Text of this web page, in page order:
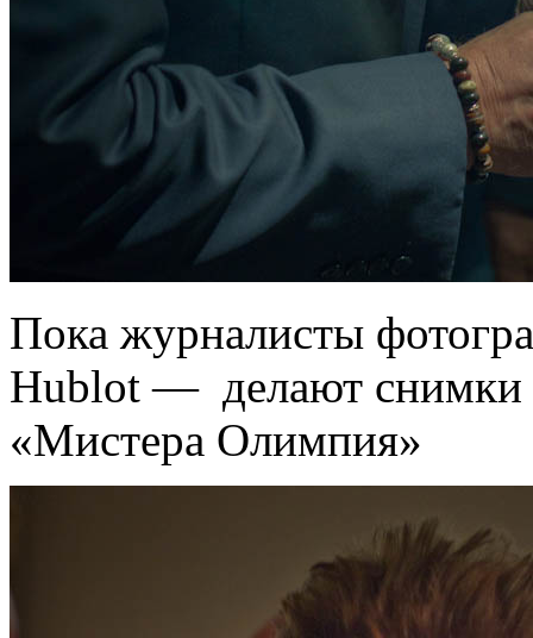
Пока журналисты
Hublot — делают снимки
«Мистера Олимпия»